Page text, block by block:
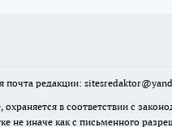
почта редакции:
в соответствии с
не иначе как с письменного